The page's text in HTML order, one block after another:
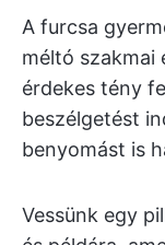
A furcsa
méltó szakmai
érdekes tény
beszélgetést
benyomást is
Vessünk egy